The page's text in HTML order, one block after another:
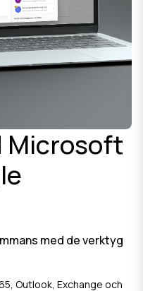
Microsoft
med de verktyg
Outlook, Exchange och